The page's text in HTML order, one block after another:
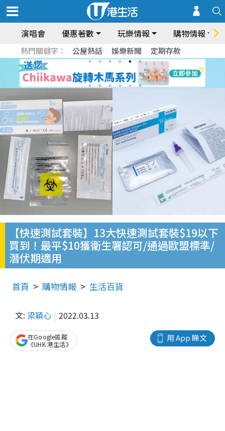
演唱會 優惠著數 玩樂情報 購物情報
熱門關鍵字： 公屋熱話 娛樂新聞 定期存款
【快速測試套裝】13大快速測試套裝$19以下
買到！最平$10獲衛生署認可/通過歐盟標準/
潛伏期適用
首頁 購物情報 生活百貨
文: 梁穎心 2022.03.13
用 App 睇文
在Google追蹤
《UHK 港生活》